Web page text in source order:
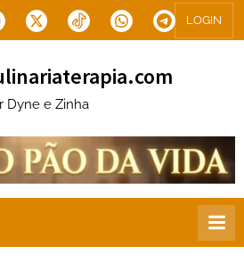
X.com Tiktok WhatsAppTelegram
LOGIN
Dyne e Zinha